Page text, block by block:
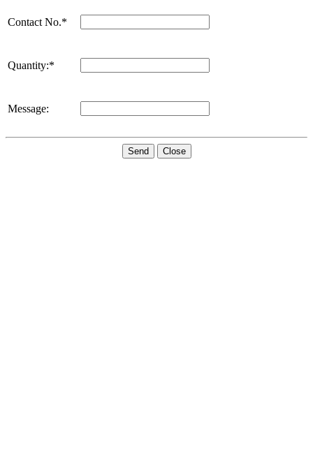
Contact No.*
Quantity:*
Message:
Send Close